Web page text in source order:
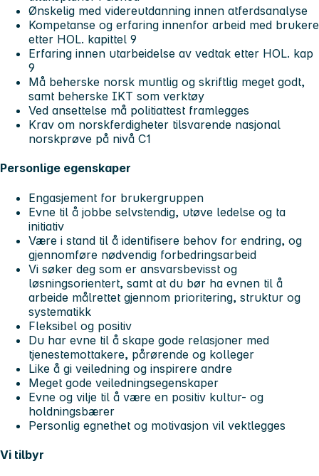
Ønskelig med videreutdanning innen atferdsanalyse
Kompetanse og erfaring innenfor arbeid med brukere
etter HOL. kapittel 9
Erfaring innen utarbeidelse av vedtak etter HOL. kap
9
Må beherske norsk muntlig og skriftlig meget godt,
samt beherske IKT som verktøy
Ved ansettelse må politiattest framlegges
Krav om norskferdigheter tilsvarende nasjonal
norskprøve på nivå C1
Personlige egenskaper
Engasjement for brukergruppen
Evne til å jobbe selvstendig, utøve ledelse og ta
initiativ
Være i stand til å identifisere behov for endring, og
gjennomføre nødvendig forbedringsarbeid
Vi søker deg som er ansvarsbevisst og
løsningsorientert, samt at du bør ha evnen til å
arbeide målrettet gjennom prioritering, struktur og
systematikk
Fleksibel og positiv
Du har evne til å skape gode relasjoner med
tjenestemottakere, pårørende og kolleger
Like å gi veiledning og inspirere andre
Meget gode veiledningsegenskaper
Evne og vilje til å være en positiv kultur- og
holdningsbærer
Personlig egnethet og motivasjon vil vektlegges
Vi tilbyr